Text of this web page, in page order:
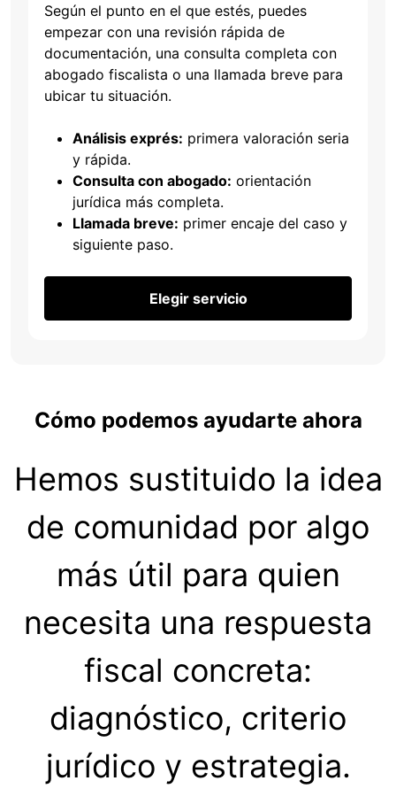
Según el punto en el que estés, puedes
empezar con una revisión rápida de
documentación, una consulta completa con
abogado fiscalista o una llamada breve para
ubicar tu situación.
Análisis exprés: primera valoración seria
y rápida.
Consulta con abogado: orientación
jurídica más completa.
Llamada breve: primer encaje del caso y
siguiente paso.
Elegir servicio
Cómo podemos ayudarte ahora
Hemos sustituido la idea
de comunidad por algo
más útil para quien
necesita una respuesta
fiscal concreta:
diagnóstico, criterio
jurídico y estrategia.